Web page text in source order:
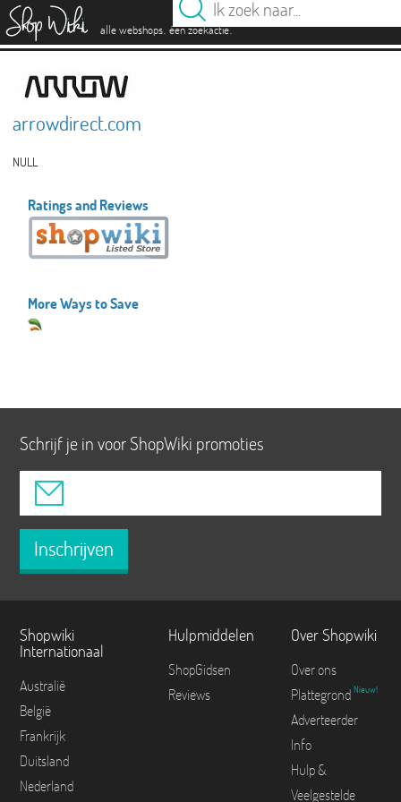
alle webshops. één zoekactie.
arrowdirect.com
NULL
Ratings and Reviews
More Ways to Save
Schrijf je in voor ShopWiki promoties
Inschrijven
Shopwiki
Internationaal
Australië
België
Frankrijk
Duitsland
Nederland
Hulpmiddelen
ShopGidsen
Reviews
Over Shopwiki
Over ons
Plattegrond Nieuw!
Adverteerder
Info
Hulp &
Veelgestelde